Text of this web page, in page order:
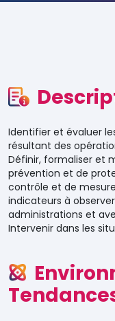
Identifier et évaluer
résultant des
Définir, formaliser et
prévention et de
contrôle et de
indicateurs à
administrations et
Intervenir dans les